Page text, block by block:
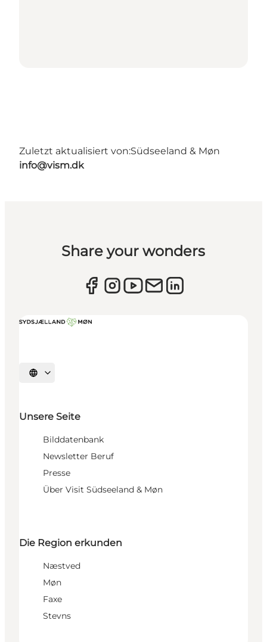
Zuletzt aktualisiert von:Südseeland & Møn
info@vism.dk
Share your wonders
Sprache auswählen
Unsere Seite
Bilddatenbank
Newsletter Beruf
Presse
Über Visit Südseeland & Møn
Die Region erkunden
Næstved
Møn
Faxe
Stevns